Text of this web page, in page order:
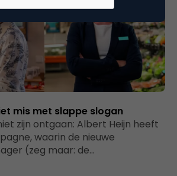
mis met slappe slogan
zijn ontgaan: Albert Heijn heeft
waarin de nieuwe
(zeg maar: de…